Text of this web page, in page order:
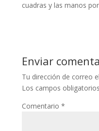
cuadras y las manos
Enviar
Tu dirección de correo
Los campos
Comentario *